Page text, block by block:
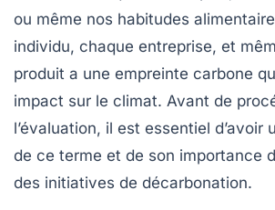
ou même nos habitudes
individu, chaque entreprise, et
produit a une empreinte carbone
impact sur le climat. Avant de
l’évaluation, il est essentiel d’avoir
de ce terme et de son importance
des initiatives de décarbonation.